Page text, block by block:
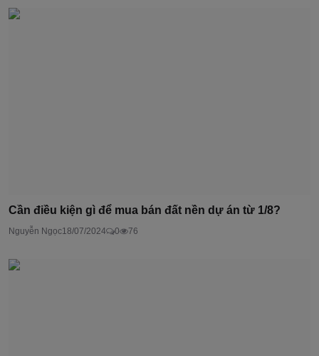
Cần điều kiện gì để mua bán đất nền dự án từ 1/8?
Nguyễn Ngọc18/07/2024 0 76